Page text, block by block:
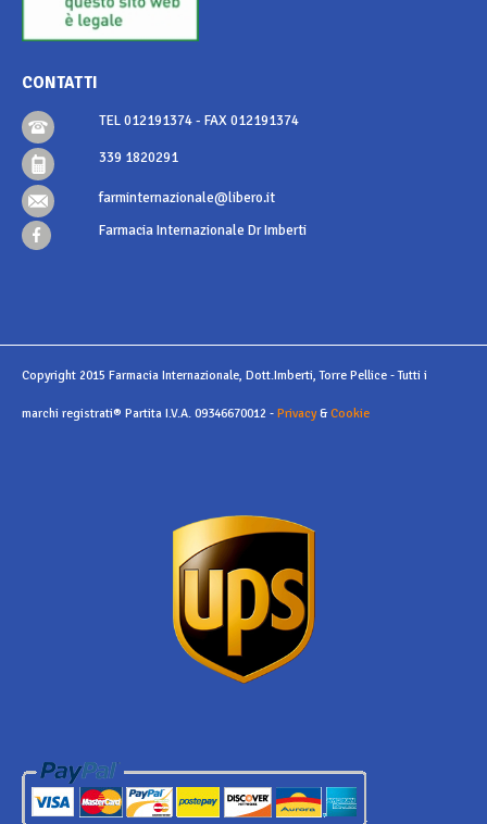
CONTATTI
TEL 012191374 - FAX 012191374
339 1820291
farminternazionale@libero.it
Farmacia Internazionale Dr Imberti
Copyright 2015 Farmacia Internazionale, Dott.Imberti, Torre Pellice - Tutti i
marchi registrati® Partita I.V.A. 09346670012 - Privacy&Cookie